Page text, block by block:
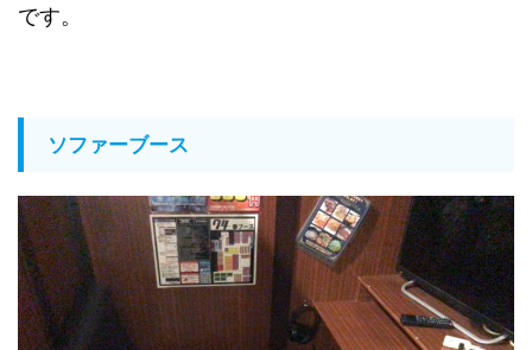
です。
ソファーブース